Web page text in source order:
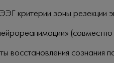
критерии зоны
восстановления